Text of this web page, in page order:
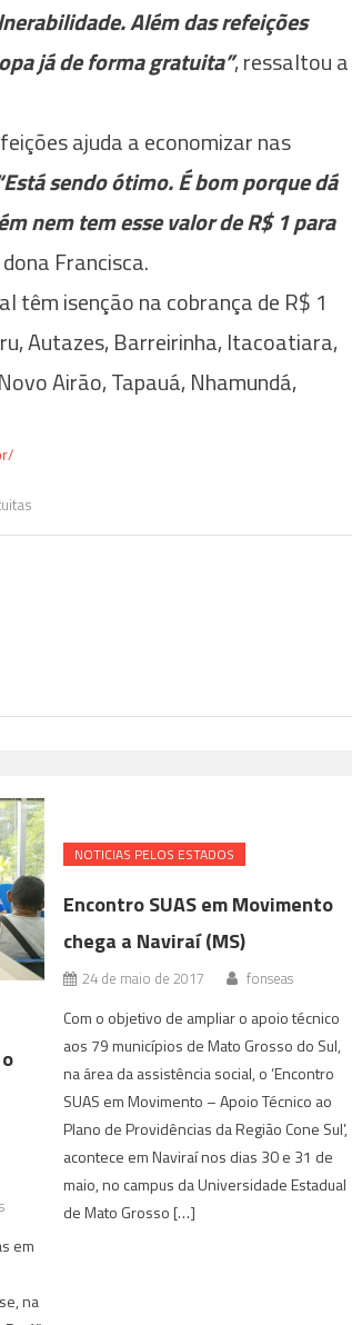
Além das refeições
já de forma gratuita”, ressaltou a
ajuda a economizar nas
sendo ótimo. É bom porque dá
nem tem esse valor de R$ 1 para
Francisca.
têm isenção na cobrança de R$ 1
Autazes, Barreirinha, Itacoatiara,
Airão, Tapauá, Nhamundá,
em
na
NOTICIAS PELOS ESTADOS
Encontro SUAS em Movimento
chega a Naviraí (MS)
24 de maio de 2017 fonseas
Com o objetivo de ampliar o apoio técnico
aos 79 municípios de Mato Grosso do Sul,
na área da assistência social, o ‘Encontro
SUAS em Movimento – Apoio Técnico ao
Plano de Providências da Região Cone Sul’,
acontece em Naviraí nos dias 30 e 31 de
maio, no campus da Universidade Estadual
de Mato Grosso […]